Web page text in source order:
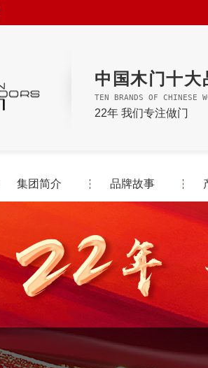
中国木门十大
TEN BRANDS OF CHINESE
22年 我们专注做门
集团简介 品牌故事